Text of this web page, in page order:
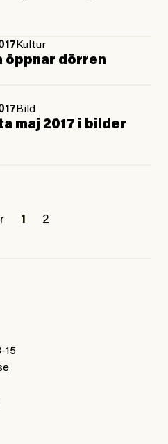
Kultur
öppnar dörren
Bild
maj 2017 i bilder
1 2
15